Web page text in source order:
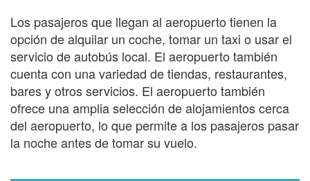
Los pasajeros que llegan al aeropuerto tienen la
opción de alquilar un coche, tomar un taxi o usar el
servicio de autobús local. El aeropuerto también
cuenta con una variedad de tiendas, restaurantes,
bares y otros servicios. El aeropuerto también
ofrece una amplia selección de alojamientos cerca
del aeropuerto, lo que permite a los pasajeros pasar
la noche antes de tomar su vuelo.